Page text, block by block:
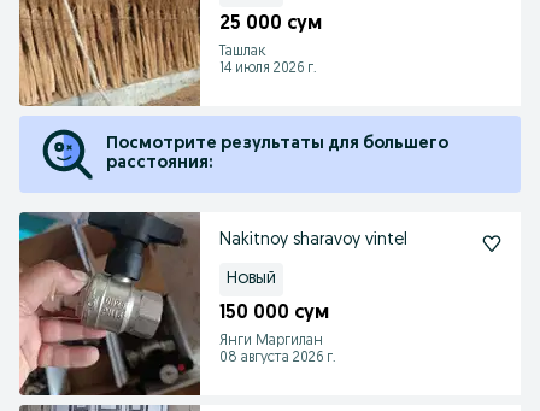
25 000 сум
Ташлак
14 июля 2026 г.
Посмотрите результаты для большего
расстояния:
Nakitnoy sharavoy vintel
Новый
150 000 сум
Янги Маргилан
08 августа 2026 г.